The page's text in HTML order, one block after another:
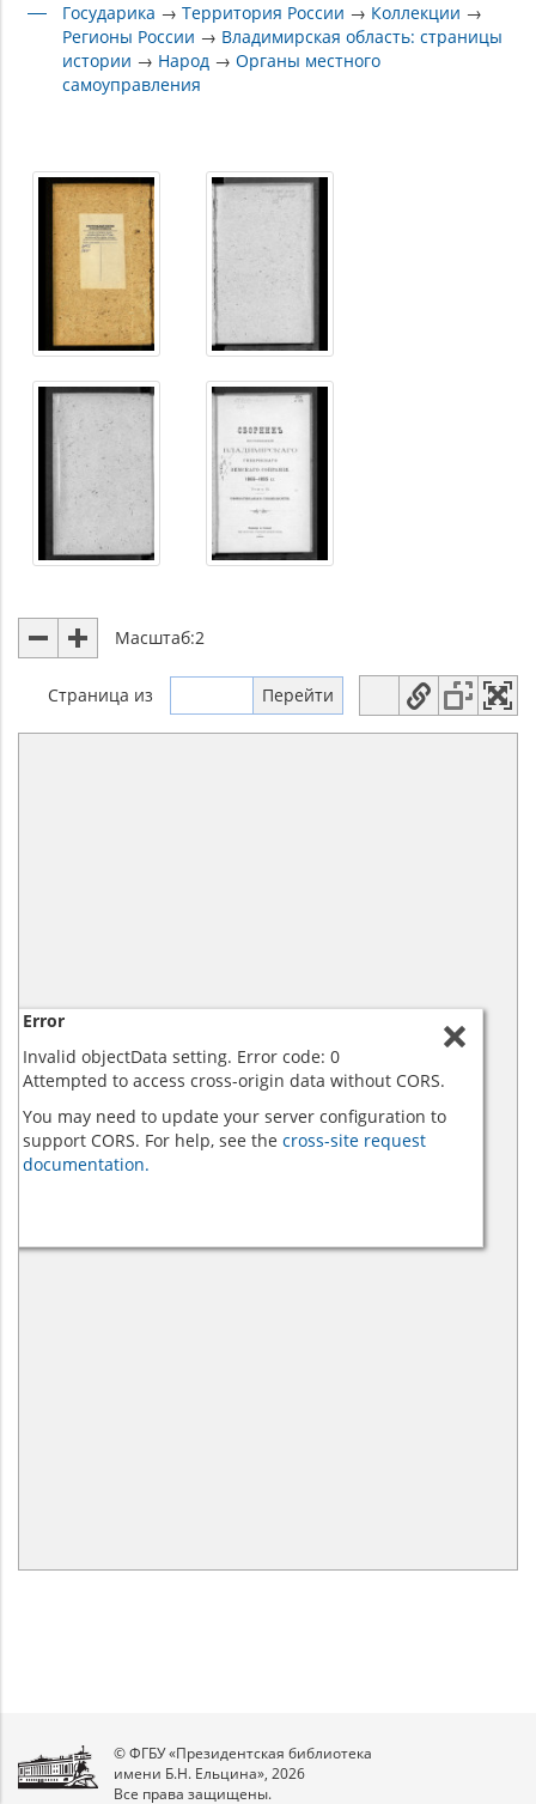
Государика →Территория России → Коллекции →
Регионы России → Владимирская область: страницы
истории → Народ →Органы местного
самоуправления
Масштаб:2
Страница из
Error
Invalid objectData setting. Error code: 0
Attempted to access cross-origin data without CORS.
You may need to update your server configuration to
support CORS. For help, see the cross-site request
documentation.
© ФГБУ «Президентская библиотека
имени Б.Н. Ельцина», 2026
Все права защищены.